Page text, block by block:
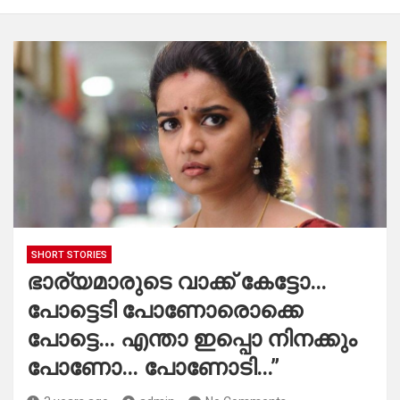
SHORT STORIES
ഭാര്യമാരുടെ വാക്ക് കേട്ടോ…
പോട്ടെടി പോണോരൊക്കെ
പോട്ടെ… എന്താ ഇപ്പൊ നിനക്കും
പോണോ… പോണോടി…”